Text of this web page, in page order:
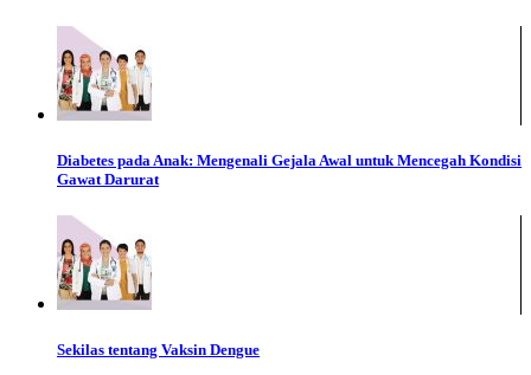
Diabetes pada Anak: Mengenali Gejala Awal untuk Mencegah Kondisi
Gawat Darurat
Sekilas tentang Vaksin Dengue